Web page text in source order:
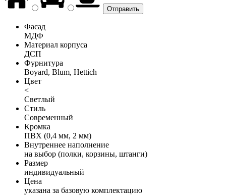
Фасад
МДФ
Материал корпуса
ДСП
Фурнитура
Boyard, Blum, Hettich
Цвет
<
Светлый
Стиль
Современный
Кромка
ПВХ (0,4 мм, 2 мм)
Внутреннее наполнение
на выбор (полки, корзины, штанги)
Размер
индивидуальный
Цена
указана за базовую комплектацию